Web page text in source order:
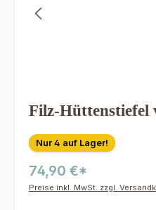
Filz-Hüttenstiefel
Nur 4 auf Lager!
74,90 €*
Preise inkl. MwSt. zzgl.